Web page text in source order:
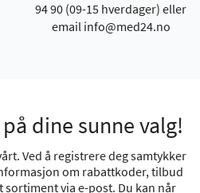
94 90 (09-15 hverdager) eller
email info@med24.no
dine sunne valg!
Ved å registrere deg samtykker
om rabattkoder, tilbud
via e-post. Du kan når